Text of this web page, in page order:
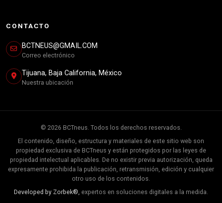
CONTACTO
BCTNEUS@GMAIL.COM
Correo electrónico
Tijuana, Baja California, México
Nuestra ubicación
© 2026 BCTneus. Todos los derechos reservados.
El contenido, diseño, estructura y materiales de este sitio web son
propiedad exclusiva de BCTneus y están protegidos por las leyes de
propiedad intelectual aplicables. De no existir previa autorización, queda
expresamente prohibida la publicación, retransmisión, edición y cualquier
otro uso de los contenidos.
Developed by Zorbek®, expertos en soluciones digitales a la medida.